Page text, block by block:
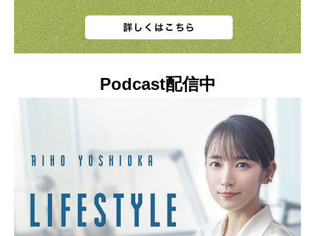
Podcast配信中